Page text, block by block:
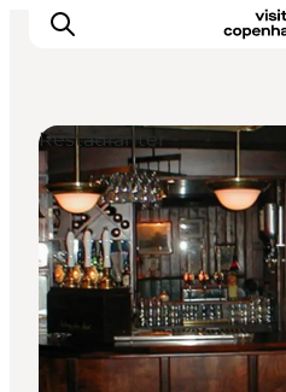
This is Copenhagen
Aktiviteter
Spis & drik
Områder
Planlæg din tur
CopenPay
Restauranter